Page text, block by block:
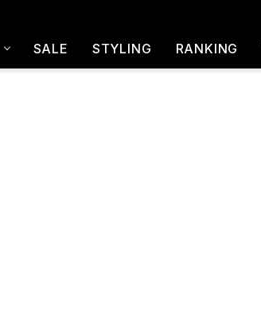
SALE STYLING RANKING